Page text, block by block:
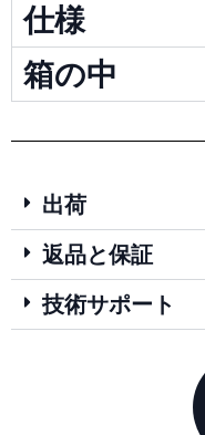
仕様
箱の中
出荷
返品と保証
技術サポート